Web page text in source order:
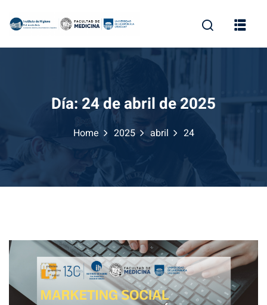
Día: 24 de abril de 2025
Home 2025 abril 24